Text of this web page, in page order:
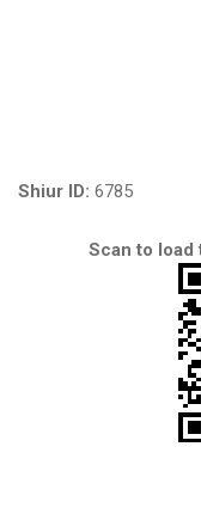
Shiur ID: 6785
Scan to load